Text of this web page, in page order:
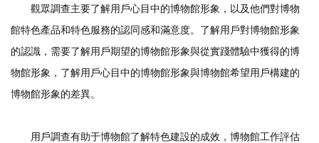
觀眾調查主要了解用戶心目中的博物館形象，以及他們對博物
館特色產品和特色服務的認同感和滿意度。了解用戶對博物館形象
的認識，需要了解用戶期望的博物館形象與從實踐體驗中獲得的博
物館形象，了解用戶心目中的博物館形象與博物館希望用戶構建的
博物館形象的差異。
用戶調查有助于博物館了解特色建設的成效，博物館工作評估